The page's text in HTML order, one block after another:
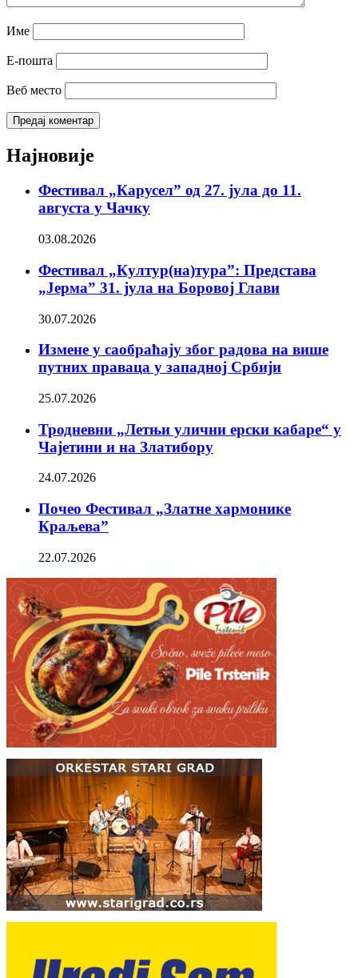
Име
Е-пошта
Веб место
Најновије
Фестивал „Карусел” од 27. јула до 11.
августа у Чачку
03.08.2026
Фестивал „Култур(на)тура”: Представа
„Јерма” 31. јула на Боровој Глави
30.07.2026
Измене у саобраћају због радова на више
путних праваца у западној Србији
25.07.2026
Тродневни „Летњи улични ерски кабаре“ у
Чајетини и на Златибору
24.07.2026
Почео Фестивал „Златне хармонике
Краљева”
22.07.2026